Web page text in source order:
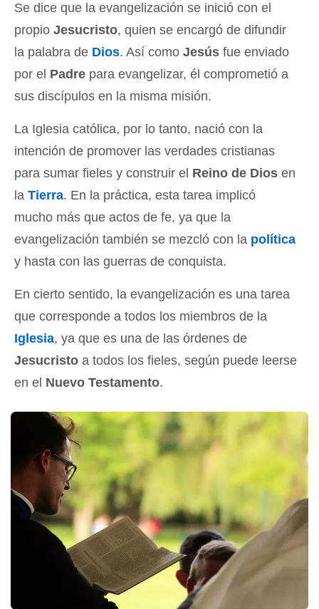
Se dice que la evangelización se inició con el
propio Jesucristo, quien se encargó de difundir
la palabra de Dios. Así como Jesús fue enviado
por el Padre para evangelizar, él comprometió a
sus discípulos en la misma misión.
La Iglesia católica, por lo tanto, nació con la
intención de promover las verdades cristianas
para sumar fieles y construir el Reino de Dios en
la Tierra. En la práctica, esta tarea implicó
mucho más que actos de fe, ya que la
evangelización también se mezcló con la política
y hasta con las guerras de conquista.
En cierto sentido, la evangelización es una tarea
que corresponde a todos los miembros de la
Iglesia, ya que es una de las órdenes de
Jesucristo a todos los fieles, según puede leerse
en el Nuevo Testamento.